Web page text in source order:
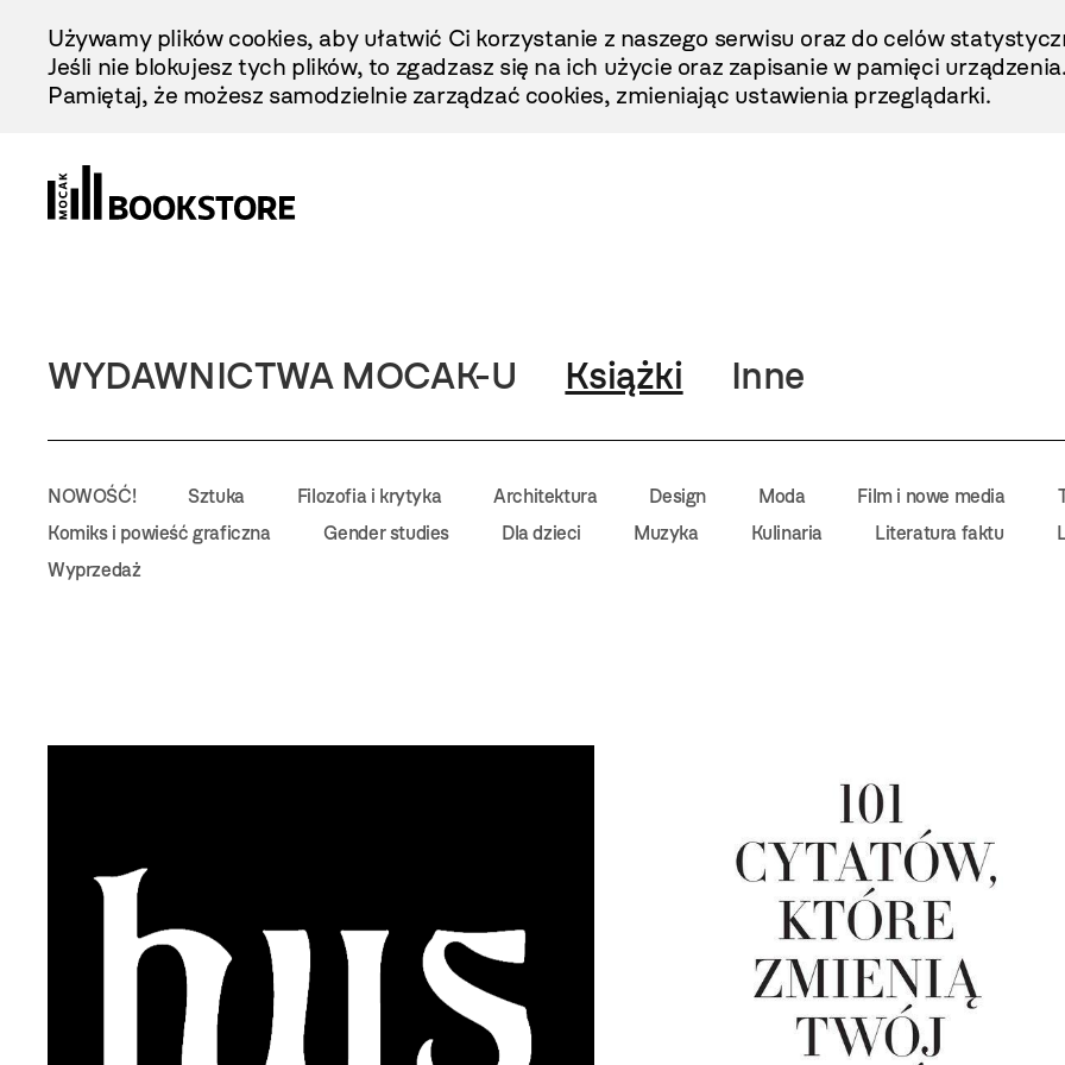
Treści
Używamy plików cookies, aby ułatwić Ci korzystanie z naszego serwisu oraz do celów
Jeśli nie blokujesz tych plików, to zgadzasz się na ich użycie oraz zapisanie w pamięci urządzenia.
Pamiętaj, że możesz samodzielnie zarządzać cookies, zmieniając ustawienia przeglądarki.
WYDAWNICTWA MOCAK-U Książki
NOWOŚĆ! Sztuka Filozofia i krytyka Architektura Design Moda Film i nowe media
Komiks i powieść graficzna
Gender studies Dla dzieci Muzyka Kulinaria Literatura faktu
Wyprzedaż
Inne